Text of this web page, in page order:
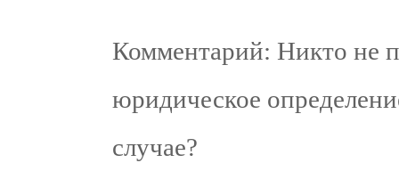
Комментарий: Никто не
юридическое
случае?